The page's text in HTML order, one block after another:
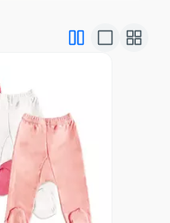
Previa